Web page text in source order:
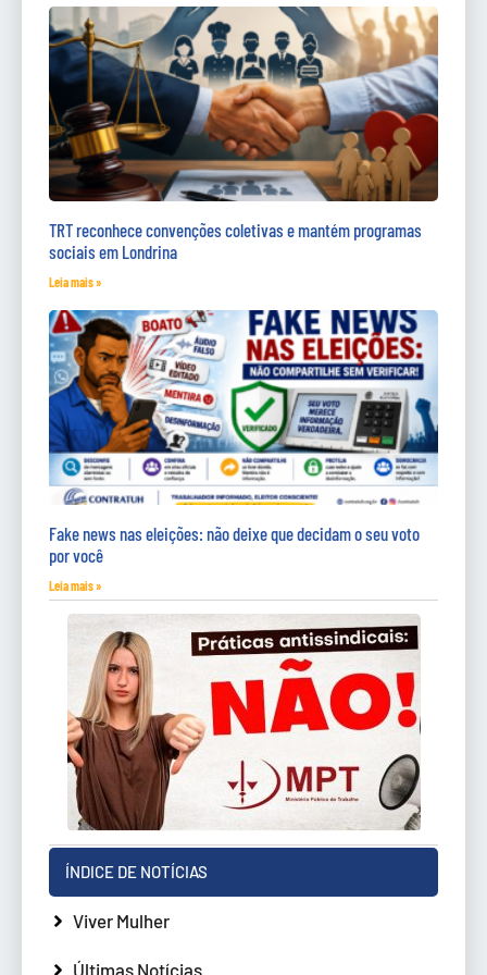
TRT reconhece convenções coletivas e mantém programas
sociais em Londrina
Leia mais »
Fake news nas eleições: não deixe que decidam o seu voto
por você
Leia mais »
ÍNDICE DE NOTÍCIAS
Viver Mulher
Últimas Notícias